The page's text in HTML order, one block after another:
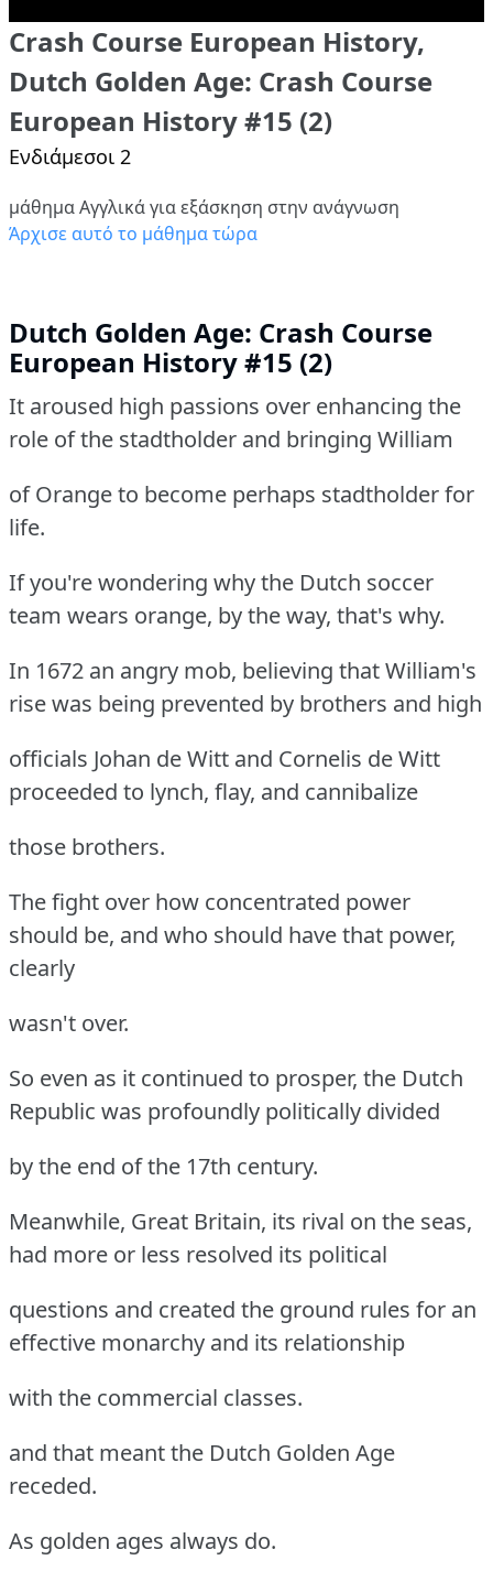
Crash Course European History,
Dutch Golden Age: Crash Course
European History #15 (2)
Ενδιάμεσοι 2
μάθημα Αγγλικά για εξάσκηση στην ανάγνωση
Άρχισε αυτό το μάθημα τώρα
Dutch Golden Age: Crash Course
European History #15 (2)
It aroused high passions over enhancing the
role of the stadtholder and bringing William
of Orange to become perhaps stadtholder for
life.
If you're wondering why the Dutch soccer
team wears orange, by the way, that's why.
In 1672 an angry mob, believing that William's
rise was being prevented by brothers and high
officials Johan de Witt and Cornelis de Witt
proceeded to lynch, flay, and cannibalize
those brothers.
The fight over how concentrated power
should be, and who should have that power,
clearly
wasn't over.
So even as it continued to prosper, the Dutch
Republic was profoundly politically divided
by the end of the 17th century.
Meanwhile, Great Britain, its rival on the seas,
had more or less resolved its political
questions and created the ground rules for an
effective monarchy and its relationship
with the commercial classes.
and that meant the Dutch Golden Age
receded.
As golden ages always do.